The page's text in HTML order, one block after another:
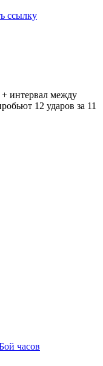
ссылку
+ интервал между
12 ударов за 11
часов